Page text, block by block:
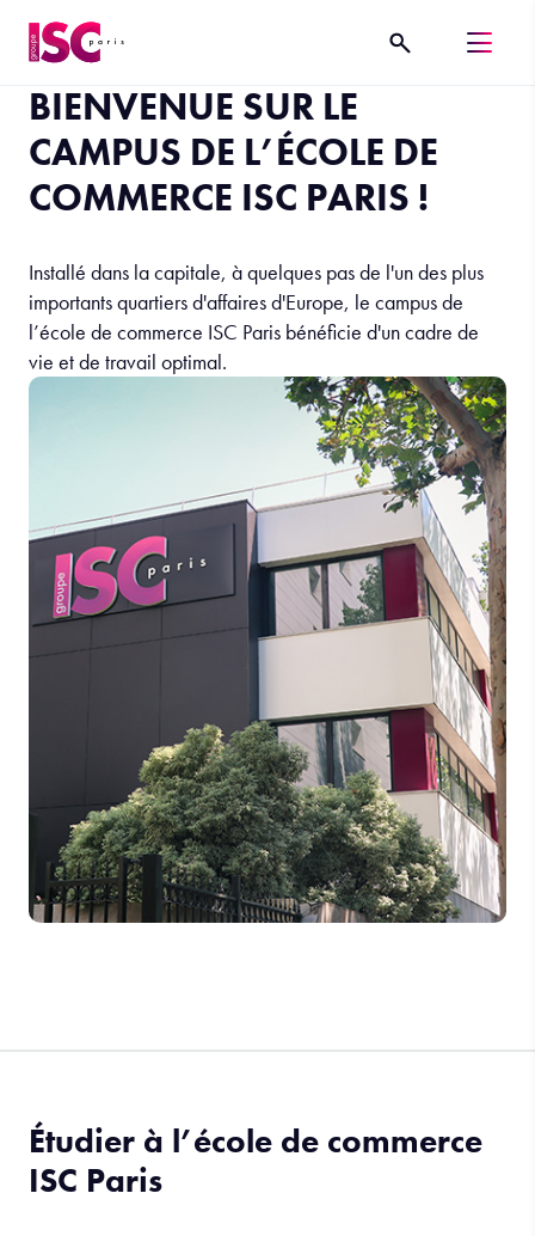
BIENVENUE SUR LE
CAMPUS DE L’ÉCOLE DE
COMMERCE ISC PARIS !
Installé dans la capitale, à quelques pas de l'un des plus
importants quartiers d'affaires d'Europe, le campus de
l’école de commerce ISC Paris bénéficie d'un cadre de
vie et de travail optimal.
Étudier à l’école de commerce
ISC Paris